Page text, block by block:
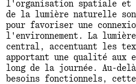
l'organisation spatiale
de la lumière naturelle
pour favoriser une
l'environnement. La
central, accentuant les
apportant une qualité aux
long de la journée. Au-
besoins fonctionnels,